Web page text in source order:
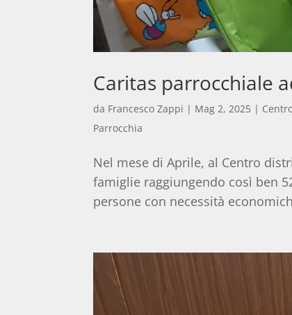
Caritas parrocchiale
da Francesco Zappi | Mag 2, 2025 |
Parrocchia
Nel mese di Aprile, al Centro
famiglie raggiungendo così ben
persone con necessità